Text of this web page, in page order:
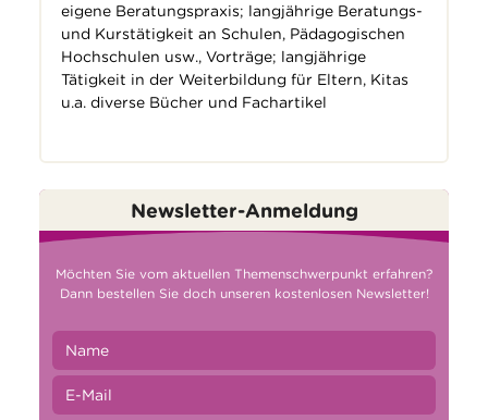
eigene Beratungspraxis; langjährige Beratungs-
und Kurstätigkeit an Schulen, Pädagogischen
Hochschulen usw., Vorträge; langjährige
Tätigkeit in der Weiterbildung für Eltern, Kitas
u.a. diverse Bücher und Fachartikel
Newsletter-Anmeldung
Möchten Sie vom aktuellen Themenschwerpunkt erfahren?
Dann bestellen Sie doch unseren kostenlosen Newsletter!